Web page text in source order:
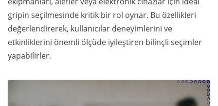
gripin seçilmesinde kritik bir rol oynar. Bu özellikleri
değerlendirerek, kullanıcılar deneyimlerini ve
etkinliklerini önemli ölçüde iyileştiren bilinçli seçimler
yapabilirler.